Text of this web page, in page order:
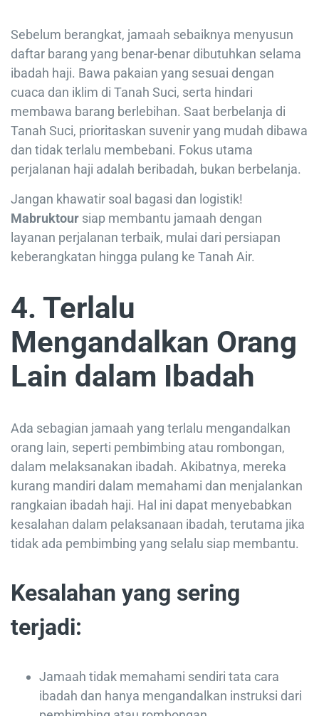
Sebelum berangkat, jamaah sebaiknya menyusun
daftar barang yang benar-benar dibutuhkan selama
ibadah haji. Bawa pakaian yang sesuai dengan
cuaca dan iklim di Tanah Suci, serta hindari
membawa barang berlebihan. Saat berbelanja di
Tanah Suci, prioritaskan suvenir yang mudah dibawa
dan tidak terlalu membebani. Fokus utama
perjalanan haji adalah beribadah, bukan berbelanja.
Jangan khawatir soal bagasi dan logistik!
Mabruktour siap membantu jamaah dengan
layanan perjalanan terbaik, mulai dari persiapan
keberangkatan hingga pulang ke Tanah Air.
4. Terlalu
Mengandalkan Orang
Lain dalam Ibadah
Ada sebagian jamaah yang terlalu mengandalkan
orang lain, seperti pembimbing atau rombongan,
dalam melaksanakan ibadah. Akibatnya, mereka
kurang mandiri dalam memahami dan menjalankan
rangkaian ibadah haji. Hal ini dapat menyebabkan
kesalahan dalam pelaksanaan ibadah, terutama jika
tidak ada pembimbing yang selalu siap membantu.
Kesalahan yang sering
terjadi:
Jamaah tidak memahami sendiri tata cara
ibadah dan hanya mengandalkan instruksi dari